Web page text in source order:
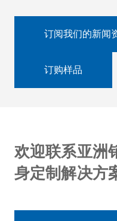
订阅我们的新闻
订购样品
欢迎联系亚洲
身定制解决方